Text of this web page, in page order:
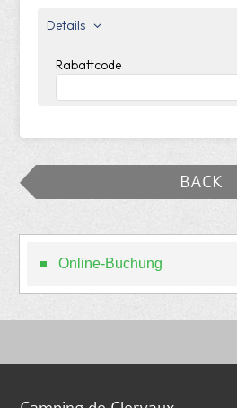
Details
Rabattcode
BACK
Online-Buchung